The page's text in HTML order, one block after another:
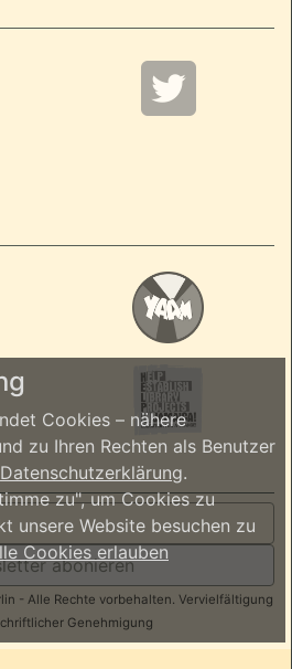
abonieren
- Alle Rechte vorbehalten. Vervielfältigung
Genehmigung
Cookies – nähere
zu Ihren Rechten als Benutzer
Datenschutzerklärung.
zu", um Cookies zu
unsere Website besuchen zu
Cookies erlauben